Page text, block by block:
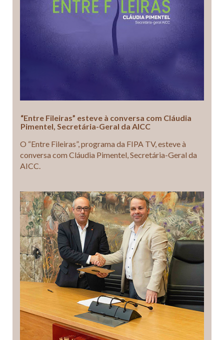
“Entre Fileiras” esteve à conversa com Cláudia
Pimentel, Secretária-Geral da AICC
O “Entre Fileiras”, programa da FIPA TV, esteve à
conversa com Cláudia Pimentel, Secretária-Geral da
AICC.